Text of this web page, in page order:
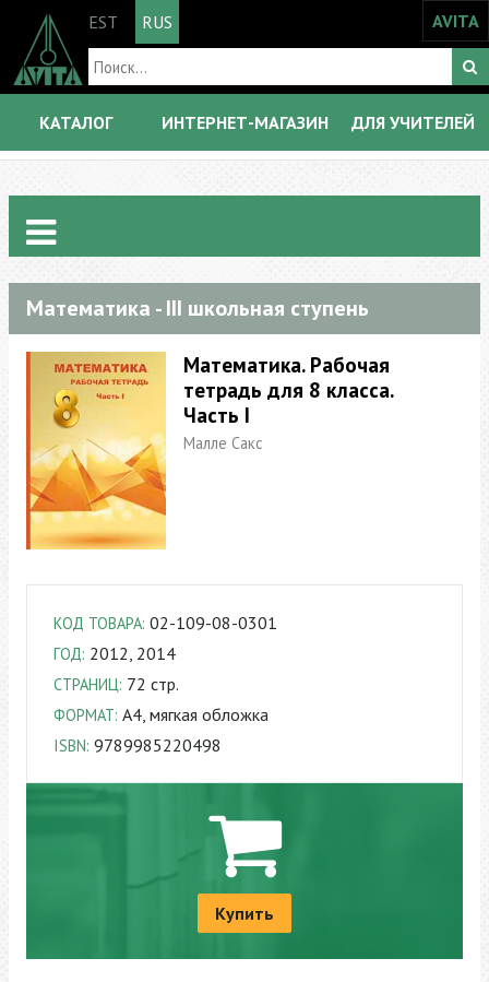
EST RUS AVITA
КАТАЛОГ ИНТЕРНЕТ-МАГАЗИН ДЛЯ УЧИТЕЛЕЙ
Математика - III школьная ступень
Математика. Рабочая
тетрадь для 8 класса.
Часть I
Малле Сакс
КОД ТОВАРА: 02-109-08-0301
ГОД: 2012, 2014
СТРАНИЦ: 72 стр.
ФОРМАТ: A4, мягкая обложка
ISBN: 9789985220498
Купить